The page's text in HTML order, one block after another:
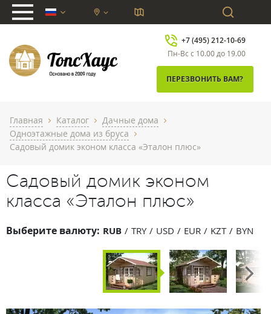
chevron_down
+7 (495) 212-10-69
Пн-Вс с 10.00 до 19.00
ПЕРЕЗВОНИТЬ ВАМ?
Главная chevron_right Каталог chevron_right Дачные дома chevron_right
Одноэтажные дома из бруса chevron_right
Садовый домик эконом класса «Эталон плюс»
Садовый домик эконом
класса «Эталон плюс»
Выберите валюту: RUB TRY USD EUR KZT BYN
Next